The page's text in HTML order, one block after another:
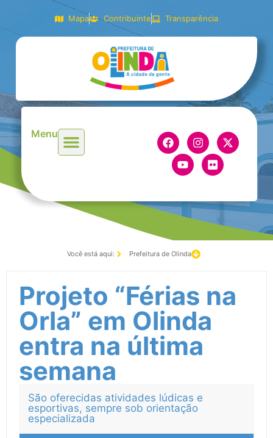
Mapa Contribuinte Transparência
Menu
Você está aqui: Prefeitura de Olinda
Projeto “Férias na
Orla” em Olinda
entra na última
semana
São oferecidas atividades lúdicas e
esportivas, sempre sob orientação
especializada